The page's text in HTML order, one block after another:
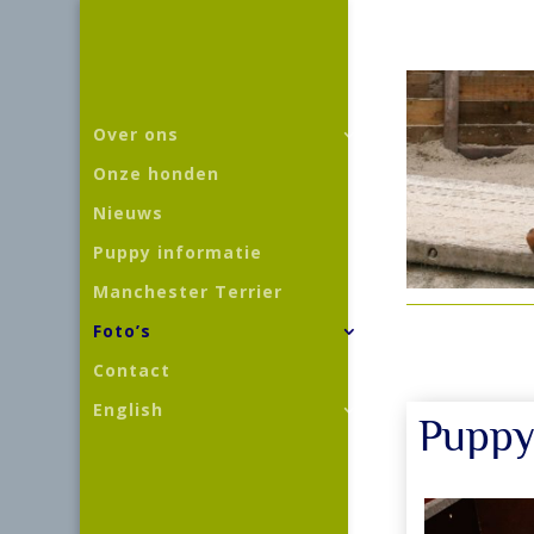
Over ons
Onze honden
Nieuws
Puppy informatie
Manchester Terrier
Foto’s
Contact
English